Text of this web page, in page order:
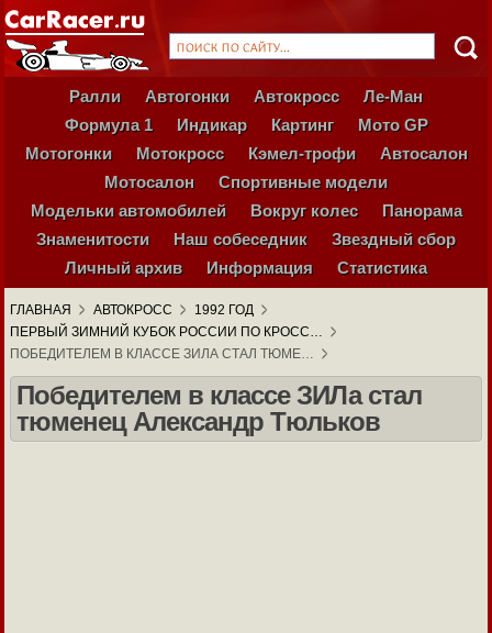
Ралли Автогонки Автокросс
Ле-Ман
Формула 1
Индикар Картинг
Мото GP
Мотогонки
Мотокросс Кэмел-трофи
Автосалон
Мотосалон
Спортивные модели
Модельки автомобилей
Вокруг колес
Панорама
Знаменитости
Наш собеседник
Звездный сбор
Личный архив
Информация Статистика
ГЛАВНАЯ АВТОКРОСС
1992 ГОД
ПЕРВЫЙ ЗИМНИЙ КУБОК РОССИИ ПО КРОСС…
ПОБЕДИТЕЛЕМ В КЛАССЕ ЗИЛА СТАЛ ТЮМЕ…
Победителем в классе ЗИЛа стал
тюменец Александр Тюльков